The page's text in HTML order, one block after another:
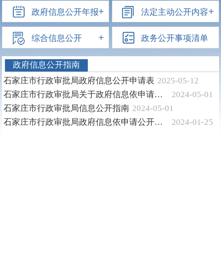
政府信息公开年报 法定主动公开内容
综合信息公开 政务公开事项清单
政府信息公开指南
石家庄市行政审批局政府信息公开申请表 2025-05-12
石家庄市行政审批局关于政府信息依申请公开办事指南
2024-05-01
石家庄市行政审批局信息公开指南 2024-05-01
石家庄市行政审批局政府信息依申请公开温馨提示
2024-01-25